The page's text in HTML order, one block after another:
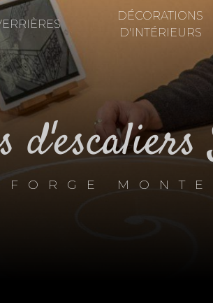
DÉCORATIONS
D'INTÉRIEURS
FORGE